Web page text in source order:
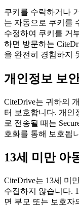
쿠키를 수락하거나
는 자동으로 쿠키를
수정하여 쿠키를 거
하면 방문하는
을 완전히 경험하지
개인정보 보
CiteDrive는 귀하의
터 보호합니다. 개인
로 전송될 때는
호화를 통해 보호됩
13세 미만 아
CiteDrive는 13세 미
수집하지 않습니다.
면 부모 또는 보호자